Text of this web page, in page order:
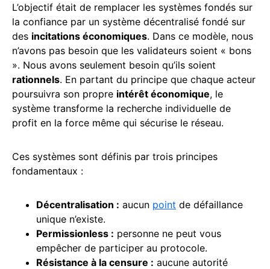
L’objectif était de remplacer les systèmes fondés sur
la confiance par un système décentralisé fondé sur
des incitations économiques. Dans ce modèle, nous
n’avons pas besoin que les validateurs soient « bons
». Nous avons seulement besoin qu’ils soient
rationnels. En partant du principe que chaque acteur
poursuivra son propre intérêt économique, le
système transforme la recherche individuelle de
profit en la force même qui sécurise le réseau.
Ces systèmes sont définis par trois principes
fondamentaux :
Décentralisation : aucun point de défaillance
unique n’existe.
Permissionless : personne ne peut vous
empêcher de participer au protocole.
Résistance à la censure : aucune autorité